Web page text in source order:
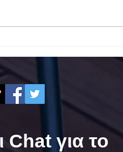
"Μίλα
της
τις
στο
|
της
Chat για το